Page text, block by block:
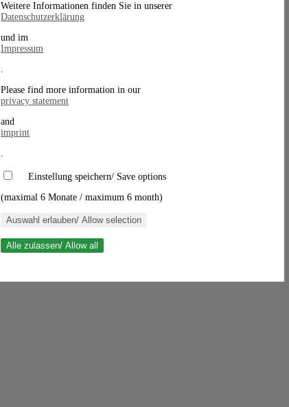
Weitere Informationen finden Sie in unserer
Datenschutzerklärung
und im
Impressum
.
Please find more information in our
privacy statement
and
imprint
.
Einstellung speichern/ Save options
(maximal 6 Monate / maximum 6 month)
Auswahl erlauben/ Allow selection
Alle zulassen/ Allow all